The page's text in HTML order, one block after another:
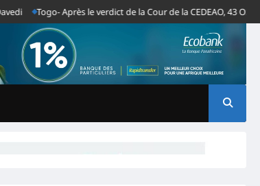
Togo- Après le verdict de la Cour de la CEDEAO, 43 OSC